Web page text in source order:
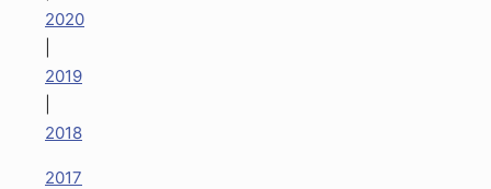
2020
2019
2018
2017